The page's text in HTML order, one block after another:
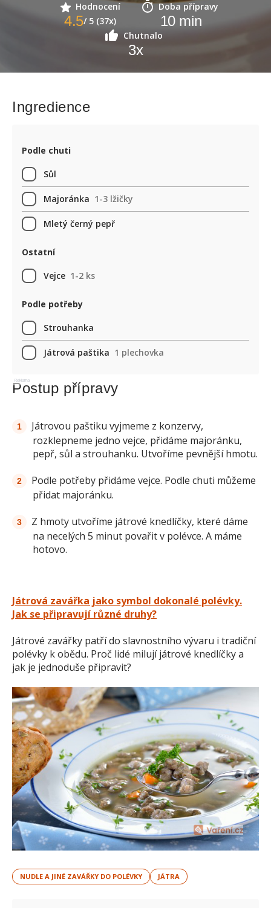
Hodnocení
4.5/ 5 (37x)
Doba přípravy
10min
Chutnalo
3x
Ingredience
Podle chuti
Sůl
Majoránka 1-3 lžičky
Mletý černý pepř
Ostatní
Vejce 1-2 ks
Podle potřeby
Strouhanka
Játrová paštika 1 plechovka
Reklama
Postup přípravy
Játrovou paštiku vyjmeme z konzervy,
rozklepneme jedno vejce, přidáme majoránku,
pepř, sůl a strouhanku. Utvoříme pevnější hmotu.
Podle potřeby přidáme vejce. Podle chuti můžeme
přidat majoránku.
Z hmoty utvoříme játrové knedlíčky, které dáme
na necelých 5 minut povařit v polévce. A máme
hotovo.
Játrová zavářka jako symbol dokonalé polévky.
Jak se připravují různé druhy?
Játrové zavářky patří do slavnostního vývaru i tradiční
polévky k obědu. Proč lidé milují játrové knedlíčky a
jak je jednoduše připravit?
NUDLE A JINÉ ZAVÁŘKY DO POLÉVKY JÁTRA